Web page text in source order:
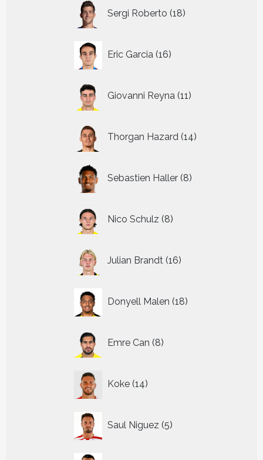
Sergi Roberto 18
producten
Eric Garcia 16
producten
Giovanni Reyna 11
producten
Thorgan Hazard 14
producten
Sebastien Haller 8
producten
Nico Schulz 8
producten
Julian Brandt 16
producten
Donyell Malen 18
producten
Emre Can 8
producten
Koke 14
producten
Saul Niguez 5
producten